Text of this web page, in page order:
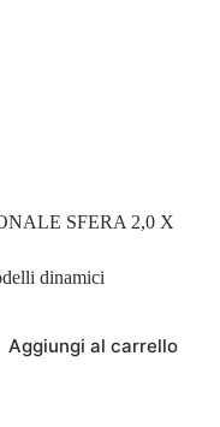
SFERA 2,0 X
dinamici
Aggiungi al carrello